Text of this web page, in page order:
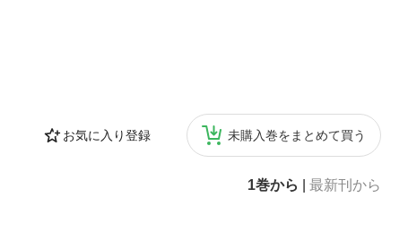
お気に入り登録 未購入巻をまとめて買う
1巻から 最新刊から